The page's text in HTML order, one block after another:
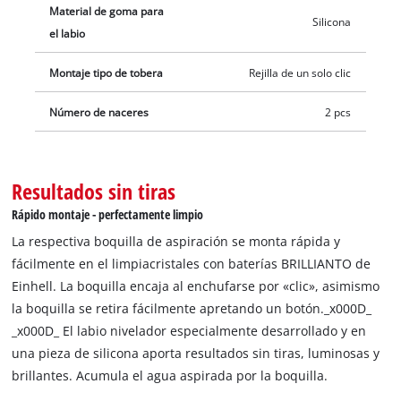
Einhell. Al ponerse la boquilla engancha con un «clic» y el
cambio de la boquilla se realiza fácilmente apretando un
botón.
Material de goma para
el labio
Silicona
Montaje tipo de tobera Rejilla de un solo clic
Número de naceres 2 pcs
Resultados sin tiras
Rápido montaje - perfectamente limpio
La respectiva boquilla de aspiración se monta rápida y
fácilmente en el limpiacristales con baterías BRILLIANTO de
Einhell. La boquilla encaja al enchufarse por «clic», asimismo
la boquilla se retira fácilmente apretando un botón._x000D_
_x000D_ El labio nivelador especialmente desarrollado y en
una pieza de silicona aporta resultados sin tiras, luminosas y
brillantes. Acumula el agua aspirada por la boquilla.